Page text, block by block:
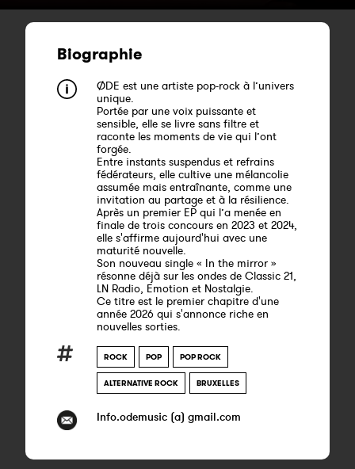
Biographie
ØDE est une artiste pop-rock à l’univers
unique.
Portée par une voix puissante et
sensible, elle se livre sans filtre et
raconte les moments de vie qui l’ont
forgée.
Entre instants suspendus et refrains
fédérateurs, elle cultive une mélancolie
assumée mais entraînante, comme une
invitation au partage et à la résilience.
Après un premier EP qui l’a menée en
finale de trois concours en 2023 et 2024,
elle s'affirme aujourd'hui avec une
maturité nouvelle.
Son nouveau single « In the mirror »
résonne déjà sur les ondes de Classic 21,
LN Radio, Emotion et Nostalgie.
Ce titre est le premier chapitre d'une
année 2026 qui s'annonce riche en
nouvelles sorties.
ROCK POP POP ROCK
ALTERNATIVE ROCK BRUXELLES
Info.odemusic (a) gmail.com